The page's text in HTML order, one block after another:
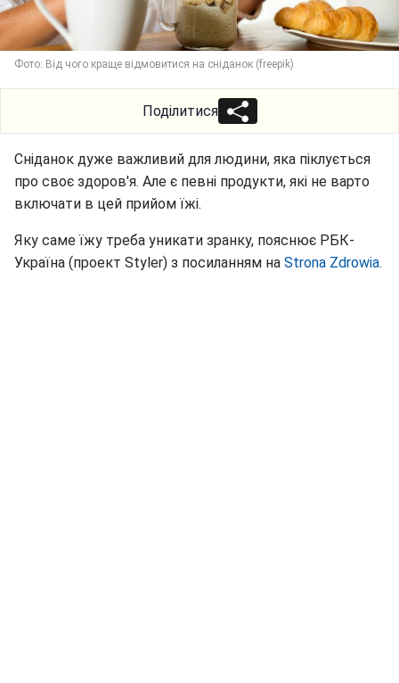
Фото: Від чого краще відмовитися на сніданок (freepik)
Поділитися
Сніданок дуже важливий для людини, яка піклується
про своє здоров'я. Але є певні продукти, які не варто
включати в цей прийом їжі.
Яку саме їжу треба уникати зранку, пояснює РБК-
Україна (проект Styler) з посиланням на Strona Zdrowia.